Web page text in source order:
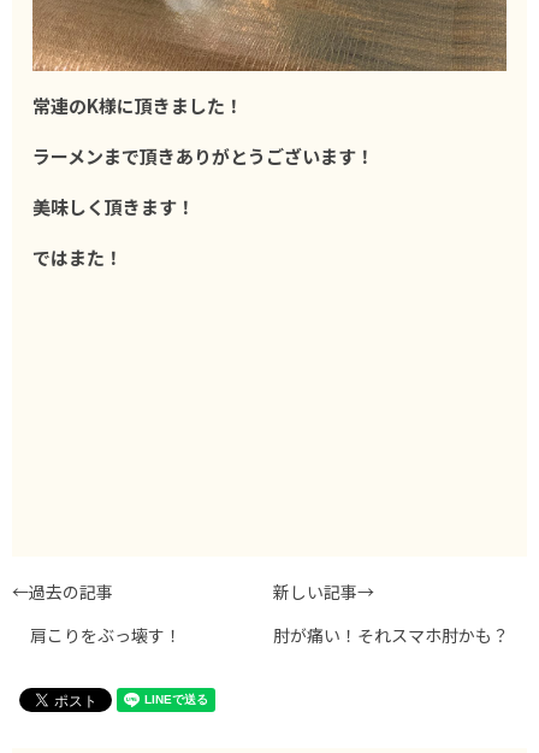
常連のK様に頂きました！
ラーメンまで頂きありがとうございます！
美味しく頂きます！
ではまた！
←過去の記事
肩こりをぶっ壊す！
新しい記事→
肘が痛い！それスマホ肘かも？